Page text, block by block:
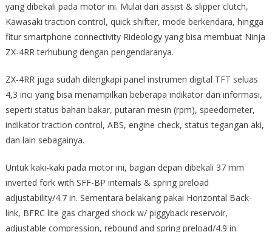
yang dibekali pada motor ini. Mulai dari assist & slipper clutch,
Kawasaki traction control, quick shifter, mode berkendara, hingga
fitur smartphone connectivity Rideology yang bisa membuat Ninja
ZX-4RR terhubung dengan pengendaranya.
ZX-4RR juga sudah dilengkapi panel instrumen digital TFT seluas
4,3 inci yang bisa menampilkan beberapa indikator dan informasi,
seperti status bahan bakar, putaran mesin (rpm), speedometer,
indikator traction control, ABS, engine check, status tegangan aki,
dan lain sebagainya.
Untuk kaki-kaki pada motor ini, bagian depan dibekali 37 mm
inverted fork with SFF-BP internals & spring preload
adjustability/4.7 in. Sementara belakang pakai Horizontal Back-
link, BFRC lite gas charged shock w/ piggyback reservoir,
adjustable compression, rebound and spring preload/4.9 in.